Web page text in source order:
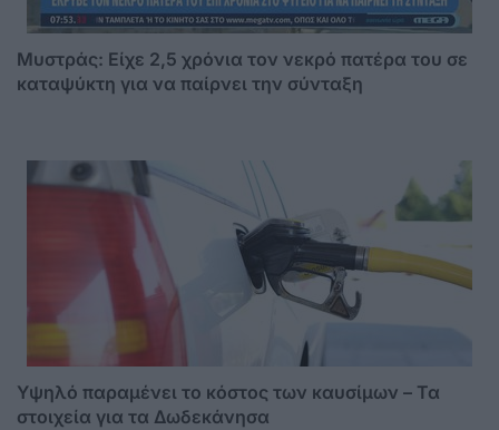
Μυστράς: Είχε 2,5 χρόνια τον νεκρό πατέρα του σε
καταψύκτη για να παίρνει την σύνταξη
Υψηλό παραμένει το κόστος των καυσίμων – Τα
στοιχεία για τα Δωδεκάνησα